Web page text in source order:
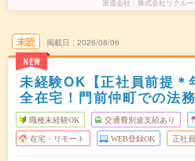
派遣会社 株式会社リクル
未読
NEW
掲載日 2026/08/06
未経験OK【正社員前提＊
全在宅！門前仲町での法
職種未経験OK 交通費別途支給あり
在宅・リモート WEB登録OK 正社